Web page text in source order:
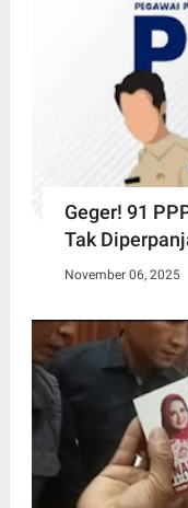
Geger! 91
Tak
November 06, 2025